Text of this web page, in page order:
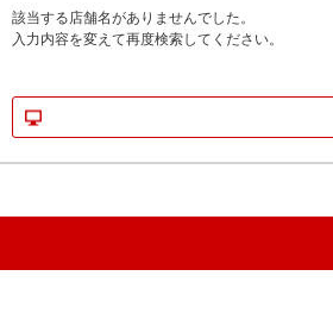
該当する店舗名がありませんでした。
入力内容を変えて再度検索してください。